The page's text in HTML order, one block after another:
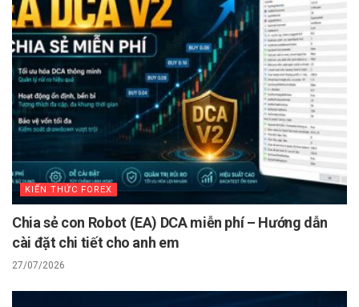
KIẾN THỨC FOREX
Chia sẻ con Robot (EA) DCA miễn phí – Hướng dẫn
cài đặt chi tiết cho anh em
27/07/2026